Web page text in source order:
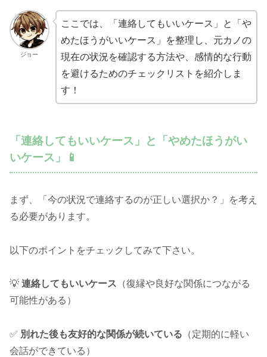
ジョー
ここでは、「連絡してもいいケース」と「や
めたほうがいいケース」を整理し、元カノの
現在の状況を確認する方法や、感情的な行動
を避けるためのチェックリストを紹介しま
す！
「連絡してもいいケース」と「やめたほうがい
いケース」📱
まず、「今の状況で連絡するのが正しい選択か？」を考え
る必要があります。
以下のポイントをチェックしてみて下さい。
💡 連絡してもいいケース （復縁や良好な関係につながる
可能性がある）
✅ 別れた後も友好的な関係が続いている （定期的に軽い
会話ができている）